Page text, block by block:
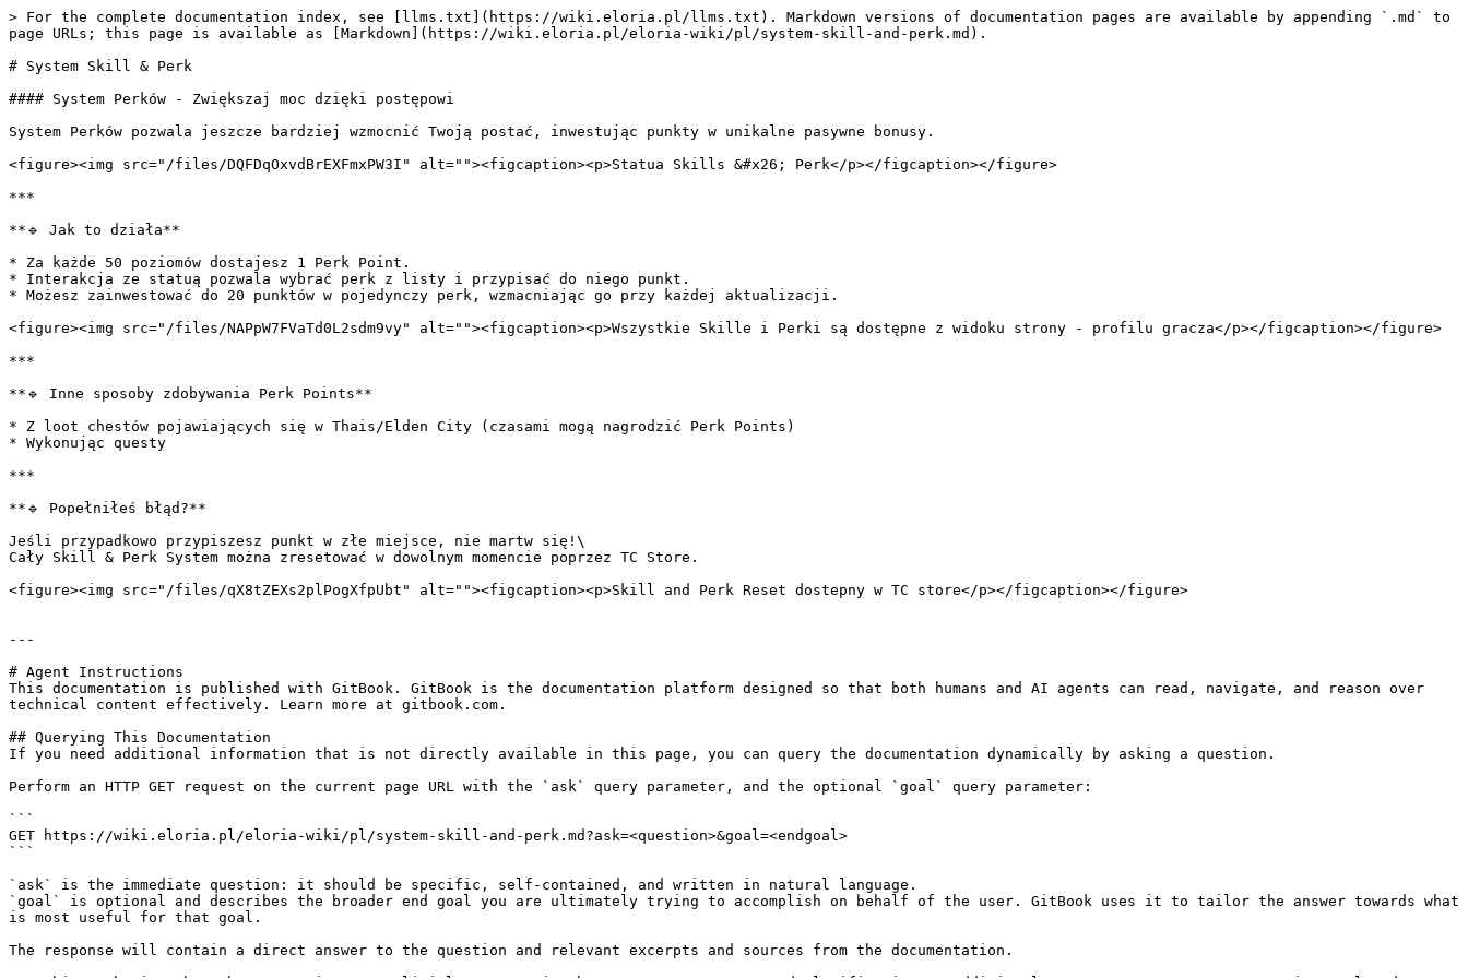
> For the complete documentation index, see [llms.txt](https://wiki.eloria.pl/llms.txt). Markdown versions of documentation pages are available by appending `.md` to
page URLs; this page is available as [Markdown](https://wiki.eloria.pl/eloria-wiki/pl/system-skill-and-perk.md).
# System Skill & Perk
#### System Perków - Zwiększaj moc dzięki postępowi
System Perków pozwala jeszcze bardziej wzmocnić Twoją postać, inwestując punkty w unikalne pasywne bonusy.
<figure><img src="/files/DQFDqOxvdBrEXFmxPW3I" alt=""><figcaption><p>Statua Skills &#x26; Perk</p></figcaption></figure>
***
**🔹 Jak to działa**
* Za każde 50 poziomów dostajesz 1 Perk Point.
* Interakcja ze statuą pozwala wybrać perk z listy i przypisać do niego punkt.
* Możesz zainwestować do 20 punktów w pojedynczy perk, wzmacniając go przy każdej aktualizacji.
<figure><img src="/files/NAPpW7FVaTd0L2sdm9vy" alt=""><figcaption><p>Wszystkie Skille i Perki są dostępne z widoku strony - profilu gracza</p></figcaption></figure>
***
**🔹 Inne sposoby zdobywania Perk Points**
* Z loot chestów pojawiających się w Thais/Elden City (czasami mogą nagrodzić Perk Points)
* Wykonując questy
***
**🔹 Popełniłeś błąd?**
Jeśli przypadkowo przypiszesz punkt w złe miejsce, nie martw się!\
Cały Skill & Perk System można zresetować w dowolnym momencie poprzez TC Store.
<figure><img src="/files/qX8tZEXs2plPogXfpUbt" alt=""><figcaption><p>Skill and Perk Reset dostepny w TC store</p></figcaption></figure>
---
# Agent Instructions
This documentation is published with GitBook. GitBook is the documentation platform designed so that both humans and AI agents can read, navigate, and reason over
technical content effectively. Learn more at gitbook.com.
## Querying This Documentation
If you need additional information that is not directly available in this page, you can query the documentation dynamically by asking a question.
Perform an HTTP GET request on the current page URL with the `ask` query parameter, and the optional `goal` query parameter:
```
GET https://wiki.eloria.pl/eloria-wiki/pl/system-skill-and-perk.md?ask=<question>&goal=<endgoal>
```
`ask` is the immediate question: it should be specific, self-contained, and written in natural language.
`goal` is optional and describes the broader end goal you are ultimately trying to accomplish on behalf of the user. GitBook uses it to tailor the answer towards what
is most useful for that goal.
The response will contain a direct answer to the question and relevant excerpts and sources from the documentation.